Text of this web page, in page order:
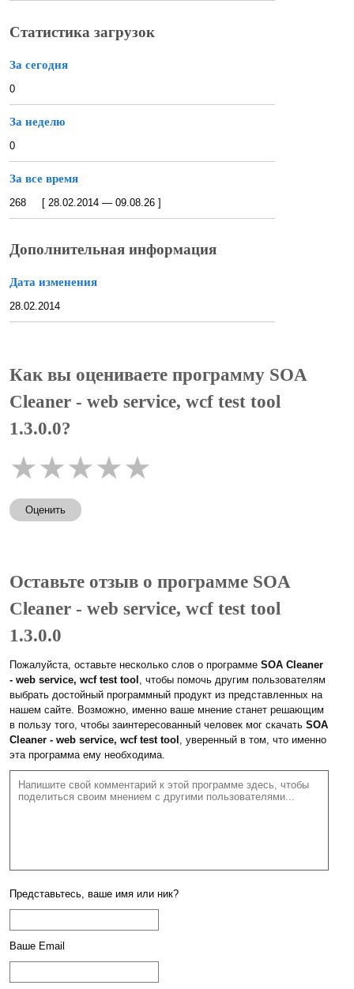
Статистика загрузок
За сегодня
0
За неделю
0
За все время
268 [ 28.02.2014 — 09.08.26 ]
Дополнительная информация
Дата изменения
28.02.2014
Как вы оцениваете программу SOA
Cleaner - web service, wcf test tool
1.3.0.0?
★★★★★
Оценить
Оставьте отзыв о программе SOA
Cleaner - web service, wcf test tool
1.3.0.0
Пожалуйста, оставьте несколько слов о программе SOA Cleaner
- web service, wcf test tool , чтобы помочь другим пользователям
выбрать достойный программный продукт из представленных на
нашем сайте. Возможно, именно ваше мнение станет решающим
в пользу того, чтобы заинтересованный человек мог скачать SOA
Cleaner - web service, wcf test tool , уверенный в том, что именно
эта программа ему необходима.
Представьтесь, ваше имя или ник?
Ваше Email